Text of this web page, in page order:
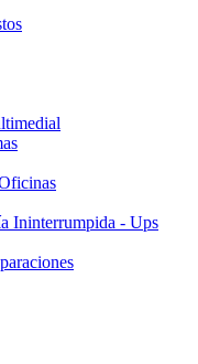
Ininterrumpida - Ups